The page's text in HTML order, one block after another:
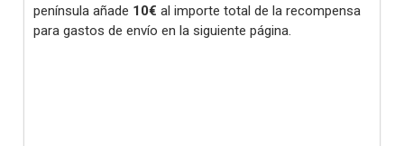
península añade 10€ al importe total de la recompensa
para gastos de envío en la siguiente página.